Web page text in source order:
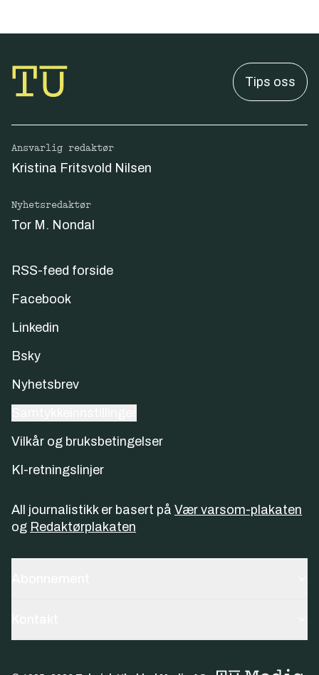
Tips oss
Ansvarlig redaktør
Kristina Fritsvold Nilsen
Nyhetsredaktør
Tor M. Nondal
RSS-feed forside
Facebook
Linkedin
Bsky
Nyhetsbrev
Vilkår og bruksbetingelser
KI-retningslinjer
All journalistikk er basert på Vær varsom-plakaten
og Redaktørplakaten